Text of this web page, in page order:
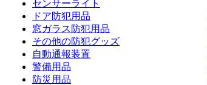
センサーライト
ドア防犯用品
窓ガラス防犯用品
その他の防犯グッズ
自動通報装置
警備用品
防災用品